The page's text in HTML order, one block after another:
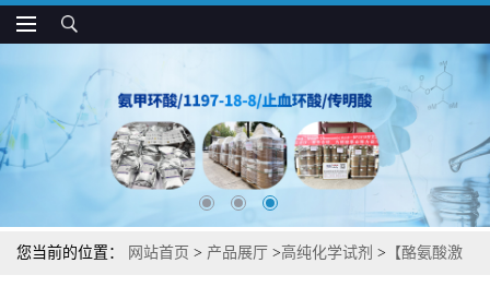
您当前的位置： 网站首页 > 产品展厅 >高纯化学试剂 > 【酪氨酸激